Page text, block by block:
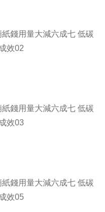
錢用量大減六成七 低碳
效02
錢用量大減六成七 低碳
效03
錢用量大減六成七 低碳
效05